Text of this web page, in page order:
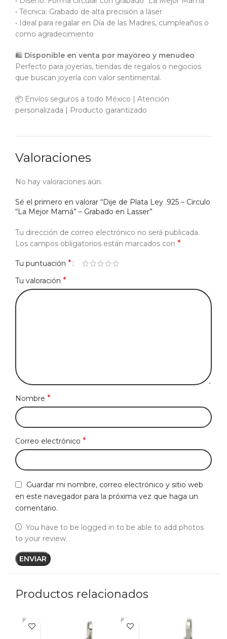
• Técnica: Grabado de alta precisión a láser
• Ideal para regalar en Día de las Madres, cumpleaños o
como agradecimiento
🛍️ Disponible en venta por mayoreo y menudeo
Perfecto para joyerías, tiendas de regalos o negocios
que buscan joyería con valor sentimental.
📦 Envíos seguros a todo México | Atención
personalizada | Producto garantizado
Valoraciones
No hay valoraciones aún.
Sé el primero en valorar “Dije de Plata Ley .925 – Circulo
“La Mejor Mamá” – Grabado en Lasser”
Tu dirección de correo electrónico no será publicada.
Los campos obligatorios están marcados con *
Tu puntuación *
Tu valoración *
Nombre *
Correo electrónico *
Guardar mi nombre, correo electrónico y sitio web
en este navegador para la próxima vez que haga un
comentario.
You have to be logged in to be able to add photos
to your review.
Productos relacionados